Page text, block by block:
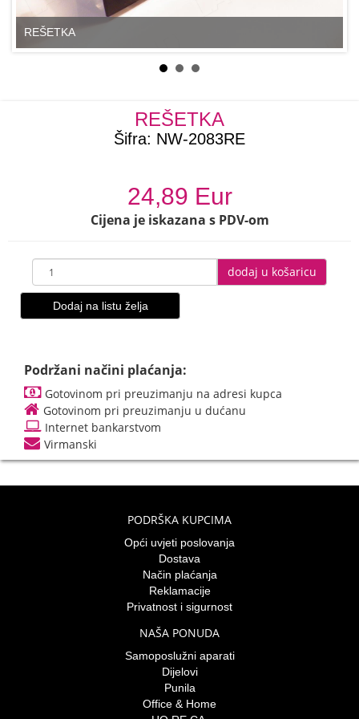
REŠETKA
REŠETKA
Šifra: NW-2083RE
24,89 Eur
Cijena je iskazana s PDV-om
dodaj u košaricu
Dodaj na listu želja
Podržani načini plaćanja:
Gotovinom pri preuzimanju na adresi kupca
Gotovinom pri preuzimanju u dućanu
Internet bankarstvom
Virmanski
PODRŠKA KUPCIMA
Opći uvjeti poslovanja
Dostava
Način plaćanja
Reklamacije
Privatnost i sigurnost
NAŠA PONUDA
Samoposlužni aparati
Dijelovi
Punila
Office & Home